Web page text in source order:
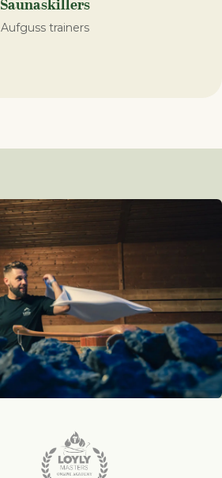
Saunaskillers
Aufguss trainers